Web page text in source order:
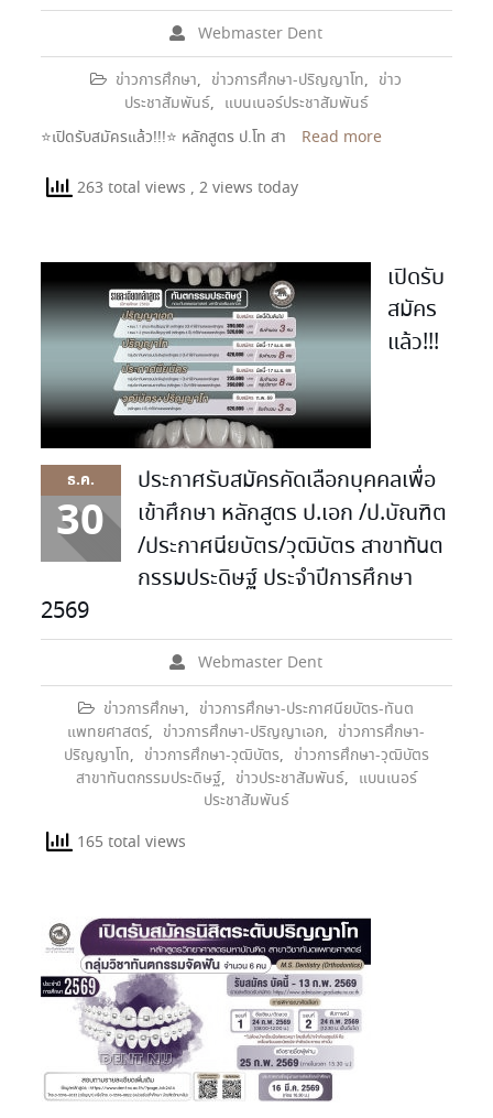
Webmaster Dent
ข่าวการศึกษา, ข่าวการศึกษา-ปริญญาโท, ข่าว
ประชาสัมพันธ์, แบนเนอร์ประชาสัมพันธ์
⭐️เปิดรับสมัครแล้ว!!!⭐️ หลักสูตร ป.โท สา
Read more
263 total views , 2 views today
ธ.ค.
30
เปิดรับ
สมัคร
แล้ว!!!
ประกาศรับสมัครคัดเลือกบุคคลเพื่อ
เข้าศึกษา หลักสูตร ป.เอก /ป.บัณฑิต
/ประกาศนียบัตร/วุฒิบัตร สาขาทันต
กรรมประดิษฐ์ ประจำปีการศึกษา
2569
Webmaster Dent
ข่าวการศึกษา, ข่าวการศึกษา-ประกาศนียบัตร-ทันต
แพทยศาสตร์, ข่าวการศึกษา-ปริญญาเอก, ข่าวการศึกษา-
ปริญญาโท, ข่าวการศึกษา-วุฒิบัตร, ข่าวการศึกษา-วุฒิบัตร
สาขาทันตกรรมประดิษฐ์, ข่าวประชาสัมพันธ์, แบนเนอร์
ประชาสัมพันธ์
165 total views